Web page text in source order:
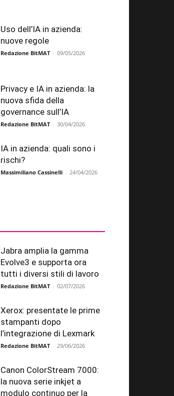
Uso dell’IA in azienda:
nuove regole
Redazione BitMAT - 09/05/2026
Privacy e IA in azienda: la
nuova sfida della
governance sull’IA
Redazione BitMAT - 30/04/2026
IA in azienda: quali sono i
rischi?
Massimiliano Cassinelli - 24/04/2026
Jabra amplia la gamma
Evolve3 e supporta ora
tutti i diversi stili di lavoro
Redazione BitMAT - 02/07/2026
Xerox: presentate le prime
stampanti dopo
l’integrazione di Lexmark
Redazione BitMAT - 29/06/2026
Canon ColorStream 7000:
la nuova serie inkjet a
modulo continuo per la